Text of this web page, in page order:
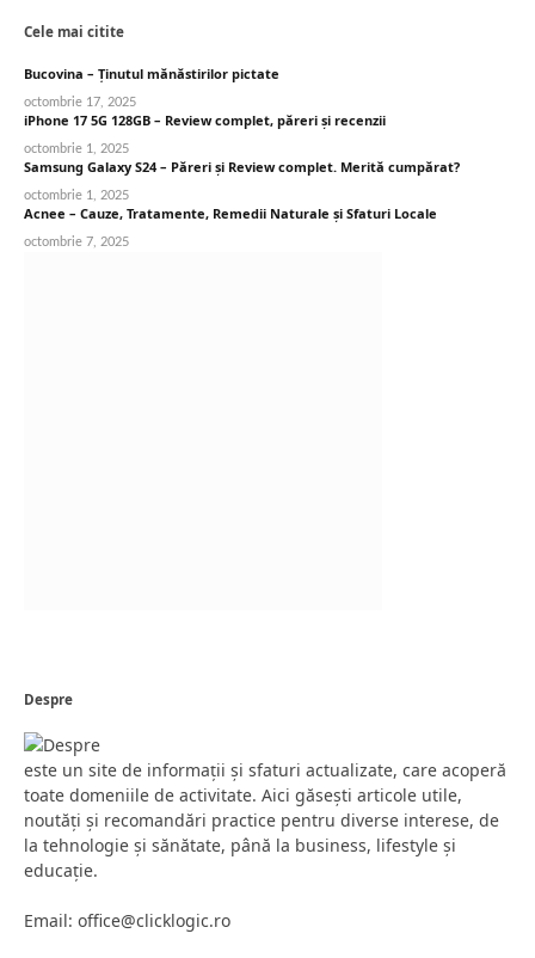
Cele mai citite
Bucovina – Ținutul mănăstirilor pictate
octombrie 17, 2025
iPhone 17 5G 128GB – Review complet, păreri și recenzii
octombrie 1, 2025
Samsung Galaxy S24 – Păreri și Review complet. Merită cumpărat?
octombrie 1, 2025
Acnee – Cauze, Tratamente, Remedii Naturale și Sfaturi Locale
octombrie 7, 2025
Despre
este un site de informații și sfaturi actualizate, care acoperă
toate domeniile de activitate. Aici găsești articole utile,
noutăți și recomandări practice pentru diverse interese, de
la tehnologie și sănătate, până la business, lifestyle și
educație.
Email: office@clicklogic.ro